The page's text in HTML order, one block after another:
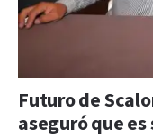
Futuro de
aseguró que es